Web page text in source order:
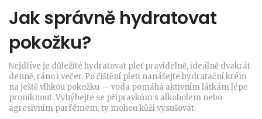
Jak správně hydratovat
pokožku?
Nejdříve je důležité hydratovat pleť pravidelně, ideálně dvakrát
denně, ráno i večer. Po čištění pleti nanášejte hydratační krém
na ještě vlhkou pokožku — voda pomáhá aktivním látkám lépe
proniknout. Vyhýbejte se přípravkům s alkoholem nebo
agresivním parfémem, ty mohou kůži vysušovat.